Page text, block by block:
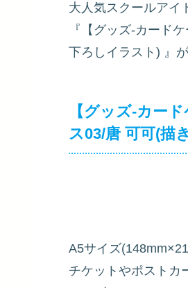
大人気スクールアイ
『【グッズ-カード
下ろしイラスト) 』
【グッズ-カー
ス03/唐 可可(描
A5サイズ
チケットやポストカ